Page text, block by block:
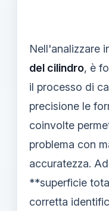
Nell'analizzare
del cilindro, è
il processo di
precisione le
coinvolte
problema con
accuratezza.
**superficie
corretta